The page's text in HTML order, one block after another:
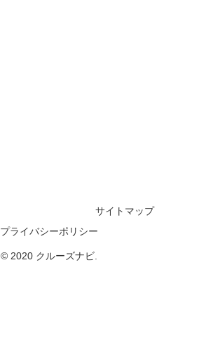
サイトマップ
プライバシーポリシー
© 2020 クルーズナビ.